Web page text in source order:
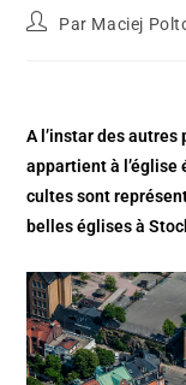
Par Maciej
A l’instar des
appartient à
cultes sont
belles églises à